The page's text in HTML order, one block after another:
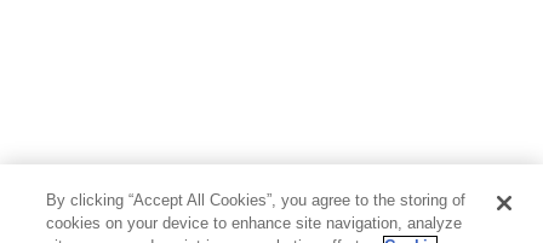
教養
By clicking “Accept All Cookies”, you agree to the storing of
cookies on your device to enhance site navigation, analyze